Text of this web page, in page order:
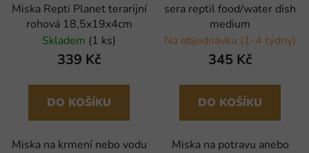
Miska Repti Planet terarijní
rohová 18,5x19x4cm
Skladem (1 ks)
339 Kč
DO KOŠÍKU
Miska na krmení nebo vodu
sera reptil food/water dish
medium
Na objednávku (1-4 týdny)
345 Kč
DO KOŠÍKU
Miska na potravu anebo